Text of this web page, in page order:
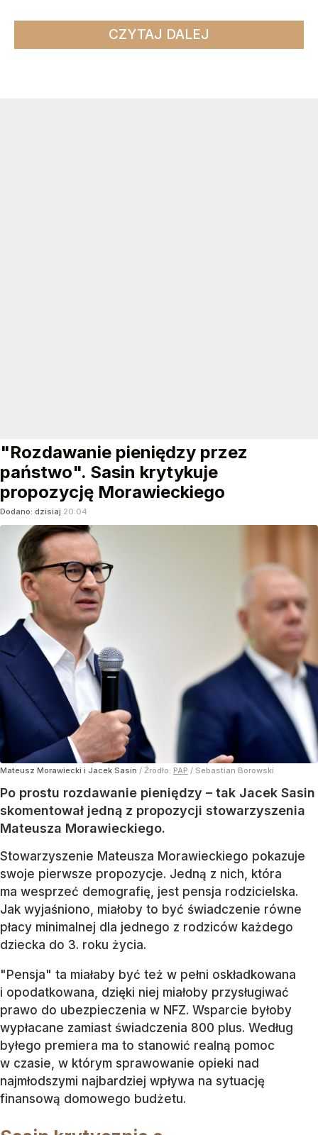
CZYTAJ DALEJ
"Rozdawanie pieniędzy przez
państwo". Sasin krytykuje
propozycję Morawieckiego
Dodano: dzisiaj 20:04
Mateusz Morawiecki i Jacek Sasin / Źródło: PAP / Sebastian Borowski
Po prostu rozdawanie pieniędzy – tak Jacek Sasin
skomentował jedną z propozycji stowarzyszenia
Mateusza Morawieckiego.
Stowarzyszenie Mateusza Morawieckiego pokazuje
swoje pierwsze propozycje. Jedną z nich, która
ma wesprzeć demografię, jest pensja rodzicielska.
Jak wyjaśniono, miałoby to być świadczenie równe
płacy minimalnej dla jednego z rodziców każdego
dziecka do 3. roku życia.
"Pensja" ta miałaby być też w pełni oskładkowana
i opodatkowana, dzięki niej miałoby przysługiwać
prawo do ubezpieczenia w NFZ. Wsparcie byłoby
wypłacane zamiast świadczenia 800 plus. Według
byłego premiera ma to stanowić realną pomoc
w czasie, w którym sprawowanie opieki nad
najmłodszymi najbardziej wpływa na sytuację
finansową domowego budżetu.